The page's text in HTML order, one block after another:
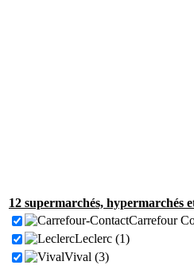
12 supermarchés, hypermarchés
Carrefour
Leclerc (1)
Vival (3)